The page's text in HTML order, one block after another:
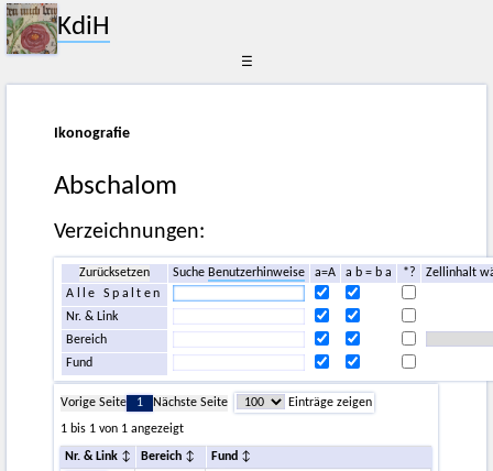
KdiH
☰
Ikonografie
Abschalom
Verzeichnungen:
Zurücksetzen SucheBenutzerhinweise a=A a b = b a *?
Zellinhalt
Alle Spalten
Nr. & Link
Bereich
Fund
Vorige Seite 1 Nächste Seite
Einträge zeigen
1 bis 1 von 1 angezeigt
Nr. & Link Bereich
Fund